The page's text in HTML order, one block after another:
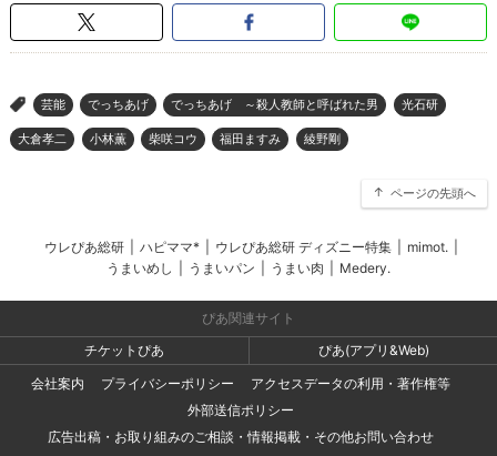
> 芸能 でっちあげ でっちあげ ～殺人教師と呼ばれた男 光石研
大倉孝二 小林薫 柴咲コウ 福田ますみ 綾野剛
ページの先頭へ
ウレぴあ総研 ハピママ* ウレぴあ総研 ディズニー特集 mimot.
うまいめし
うまいパン うまい肉 Medery.
ぴあ関連サイト
チケットぴあ
ぴあ(アプリ&Web)
会社案内
プライバシーポリシー
アクセスデータの利用・著作権等
外部送信ポリシー
広告出稿・お取り組みのご相談・情報掲載・その他お問い合わせ